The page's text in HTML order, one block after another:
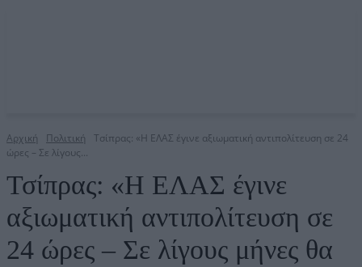
Αρχική Πολιτική
Τσίπρας: «Η ΕΛΑΣ έγινε αξιωματική αντιπολίτευση σε 24
ώρες – Σε λίγους...
Τσίπρας: «Η ΕΛΑΣ έγινε
αξιωματική αντιπολίτευση σε
24 ώρες – Σε λίγους μήνες θα